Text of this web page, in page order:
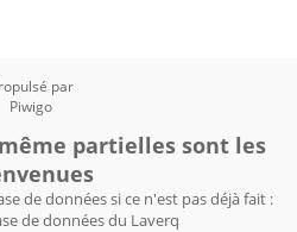
par
Piwigo
partielles sont les
de données si ce n'est pas déjà fait :
de données du Laverq